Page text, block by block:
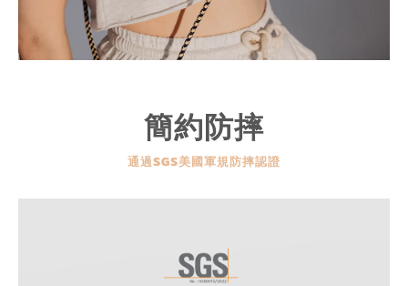
簡約防摔
通過SGS美國軍規防摔認證